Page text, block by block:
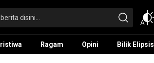
Ragam Opini Bilik Elipsis